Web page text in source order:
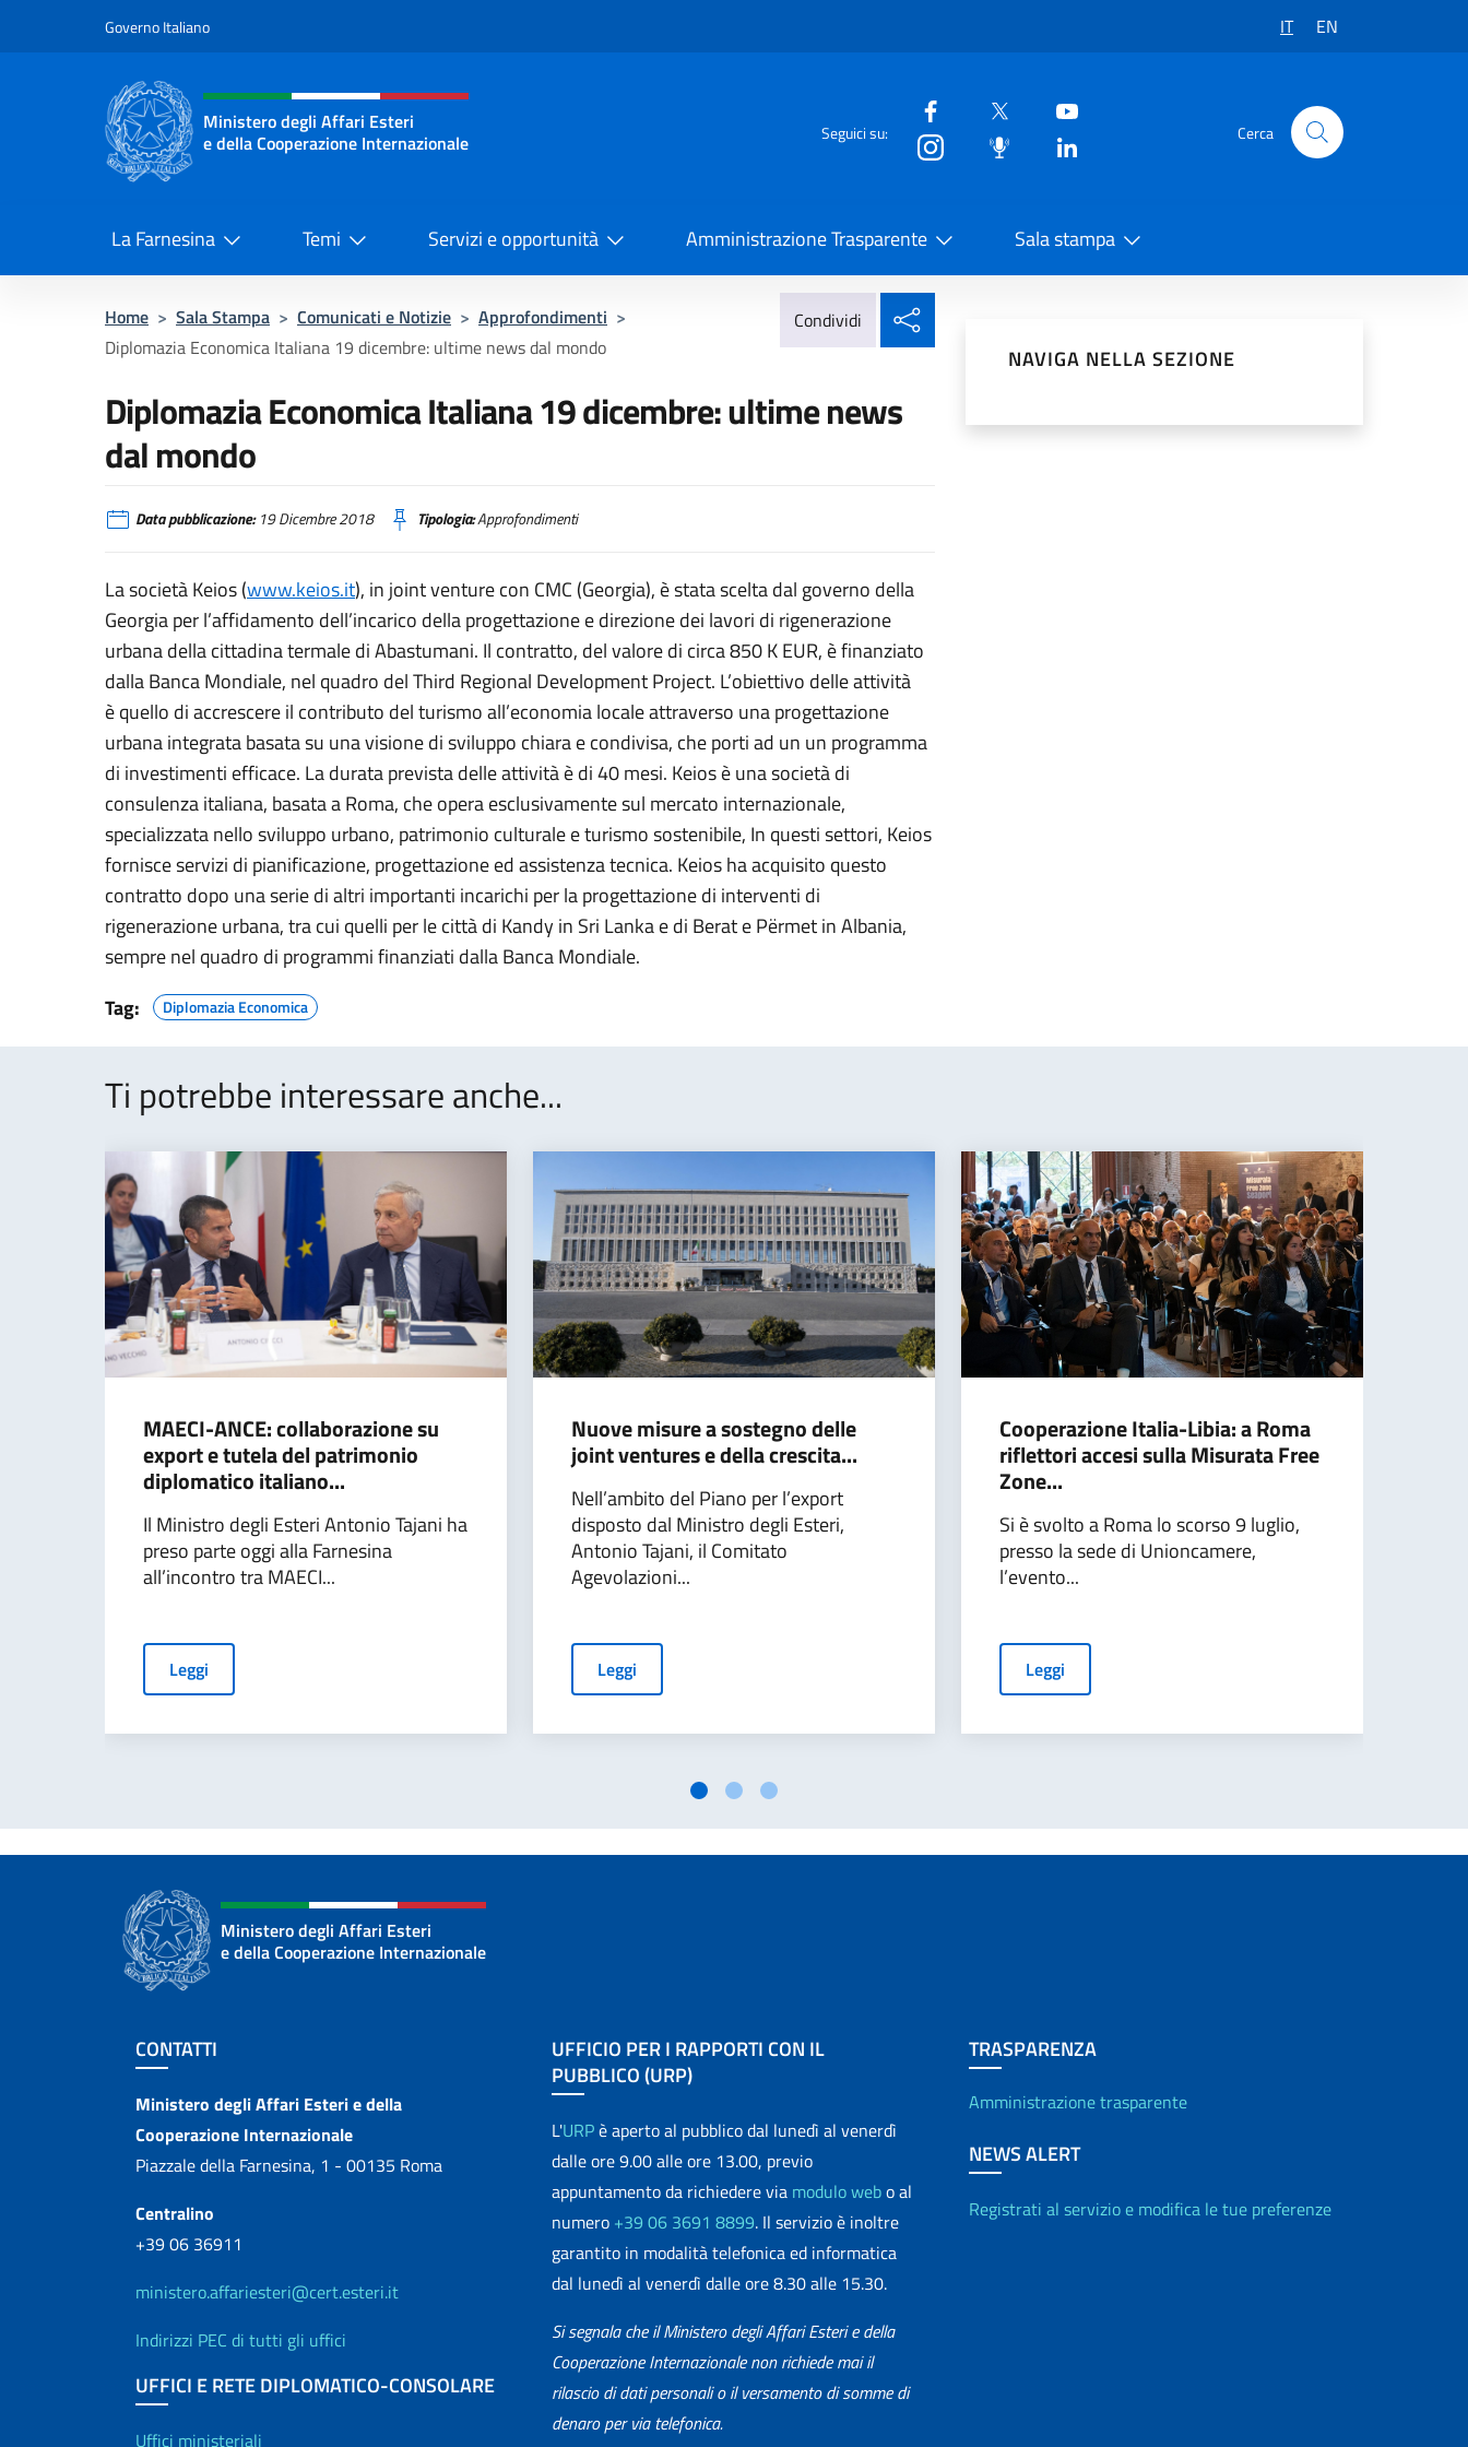
Governo Italiano IT EN
Intestazione sito, social e menù
Ministero degli Affari Esteri
e della Cooperazione Internazionale
Seguici su: Cerca
La Farnesina Temi Servizi e opportunità Amministrazione Trasparente Sala stampa
Home > Sala Stampa > Comunicati e Notizie > Approfondimenti >
Diplomazia Economica Italiana 19 dicembre: ultime news dal mondo
Condividi
Diplomazia Economica Italiana 19 dicembre: ultime news
dal mondo
Data pubblicazione:19 Dicembre 2018 Tipologia:Approfondimenti
La società Keios (www.keios.it), in joint venture con CMC (Georgia), è stata scelta dal governo della
Georgia per l’affidamento dell’incarico della progettazione e direzione dei lavori di rigenerazione
urbana della cittadina termale di Abastumani. Il contratto, del valore di circa 850 K EUR, è finanziato
dalla Banca Mondiale, nel quadro del Third Regional Development Project. L’obiettivo delle attività
è quello di accrescere il contributo del turismo all’economia locale attraverso una progettazione
urbana integrata basata su una visione di sviluppo chiara e condivisa, che porti ad un un programma
di investimenti efficace. La durata prevista delle attività è di 40 mesi. Keios è una società di
consulenza italiana, basata a Roma, che opera esclusivamente sul mercato internazionale,
specializzata nello sviluppo urbano, patrimonio culturale e turismo sostenibile, In questi settori, Keios
fornisce servizi di pianificazione, progettazione ed assistenza tecnica. Keios ha acquisito questo
contratto dopo una serie di altri importanti incarichi per la progettazione di interventi di
rigenerazione urbana, tra cui quelli per le città di Kandy in Sri Lanka e di Berat e Përmet in Albania,
sempre nel quadro di programmi finanziati dalla Banca Mondiale.
Tag:
Diplomazia Economica
NAVIGA NELLA SEZIONE
Ti potrebbe interessare anche...
MAECI-ANCE: collaborazione su
export e tutela del patrimonio
diplomatico italiano...
Il Ministro degli Esteri Antonio Tajani ha
preso parte oggi alla Farnesina
all’incontro tra MAECI...
Leggi
Nuove misure a sostegno delle
joint ventures e della crescita...
Nell’ambito del Piano per l’export
disposto dal Ministro degli Esteri,
Antonio Tajani, il Comitato
Agevolazioni...
Leggi
Cooperazione Italia-Libia: a Roma
riflettori accesi sulla Misurata Free
Zone...
Si è svolto a Roma lo scorso 9 luglio,
presso la sede di Unioncamere,
l’evento...
Leggi
Ministero degli Affari Esteri
e della Cooperazione Internazionale
Sezione footer
CONTATTI
Contatti
Ministero degli Affari Esteri e della
Cooperazione Internazionale
Piazzale della Farnesina, 1 - 00135 Roma
Centralino
+39 06 36911
ministero.affariesteri@cert.esteri.it
Indirizzi PEC di tutti gli uffici
UFFICI E RETE DIPLOMATICO-CONSOLARE
Uffici ministeriali
UFFICIO PER I RAPPORTI CON IL
PUBBLICO (URP)
L'URPè aperto al pubblico dal lunedì al venerdì
dalle ore 9.00 alle ore 13.00, previo
appuntamento da richiedere via modulo webo al
numero +39 06 3691 8899. Il servizio è inoltre
garantito in modalità telefonica ed informatica
dal lunedì al venerdì dalle ore 8.30 alle 15.30.
Si segnala che il Ministero degli Affari Esteri e della
Cooperazione Internazionale non richiede mai il
rilascio di dati personali o il versamento di somme di
denaro per via telefonica.
TRASPARENZA
Amministrazione trasparente
NEWS ALERT
Registrati al servizio e modifica le tue preferenze